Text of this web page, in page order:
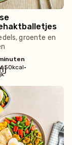
groente en
•